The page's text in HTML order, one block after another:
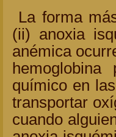
La forma
(ii) anoxia
anémica
químico en
transportar
cuando